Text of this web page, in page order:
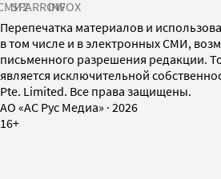
SPARROWINFOX
Перепечатка материалов и
в том числе и в электронных СМИ,
письменного разрешения редакции.
является исключительной
Pte. Limited. Все права защищены.
AO «АС Рус Медиа» · 2026
16+